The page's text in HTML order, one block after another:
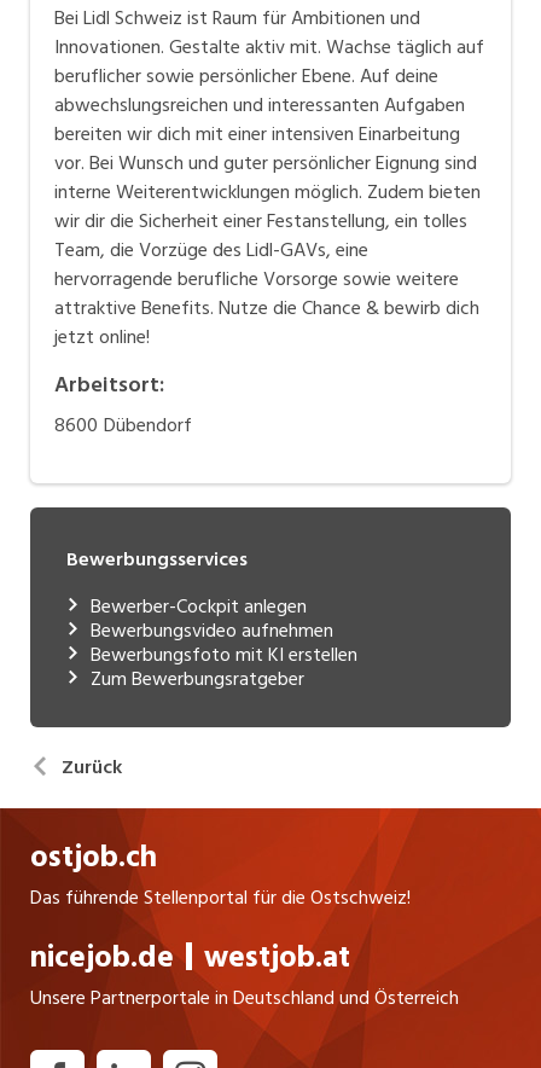
Bei Lidl Schweiz ist Raum für Ambitionen und
Innovationen. Gestalte aktiv mit. Wachse täglich auf
beruflicher sowie persönlicher Ebene. Auf deine
abwechslungsreichen und interessanten Aufgaben
bereiten wir dich mit einer intensiven Einarbeitung
vor. Bei Wunsch und guter persönlicher Eignung sind
interne Weiterentwicklungen möglich. Zudem bieten
wir dir die Sicherheit einer Festanstellung, ein tolles
Team, die Vorzüge des Lidl-GAVs, eine
hervorragende berufliche Vorsorge sowie weitere
attraktive Benefits. Nutze die Chance & bewirb dich
jetzt online!
Arbeitsort:
8600 Dübendorf
Bewerbungsservices
Bewerber-Cockpit anlegen
Bewerbungsvideo aufnehmen
Bewerbungsfoto mit KI erstellen
Zum Bewerbungsratgeber
Zurück
ostjob.ch
Das führende Stellenportal für die Ostschweiz!
nicejob.de westjob.at
Unsere Partnerportale in Deutschland und Österreich